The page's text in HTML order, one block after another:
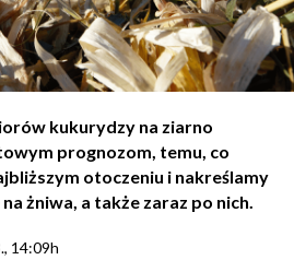
kukurydzy na ziarno
prognozom, temu, co
otoczeniu i nakreślamy
żniwa, a także zaraz po nich.
14:09h